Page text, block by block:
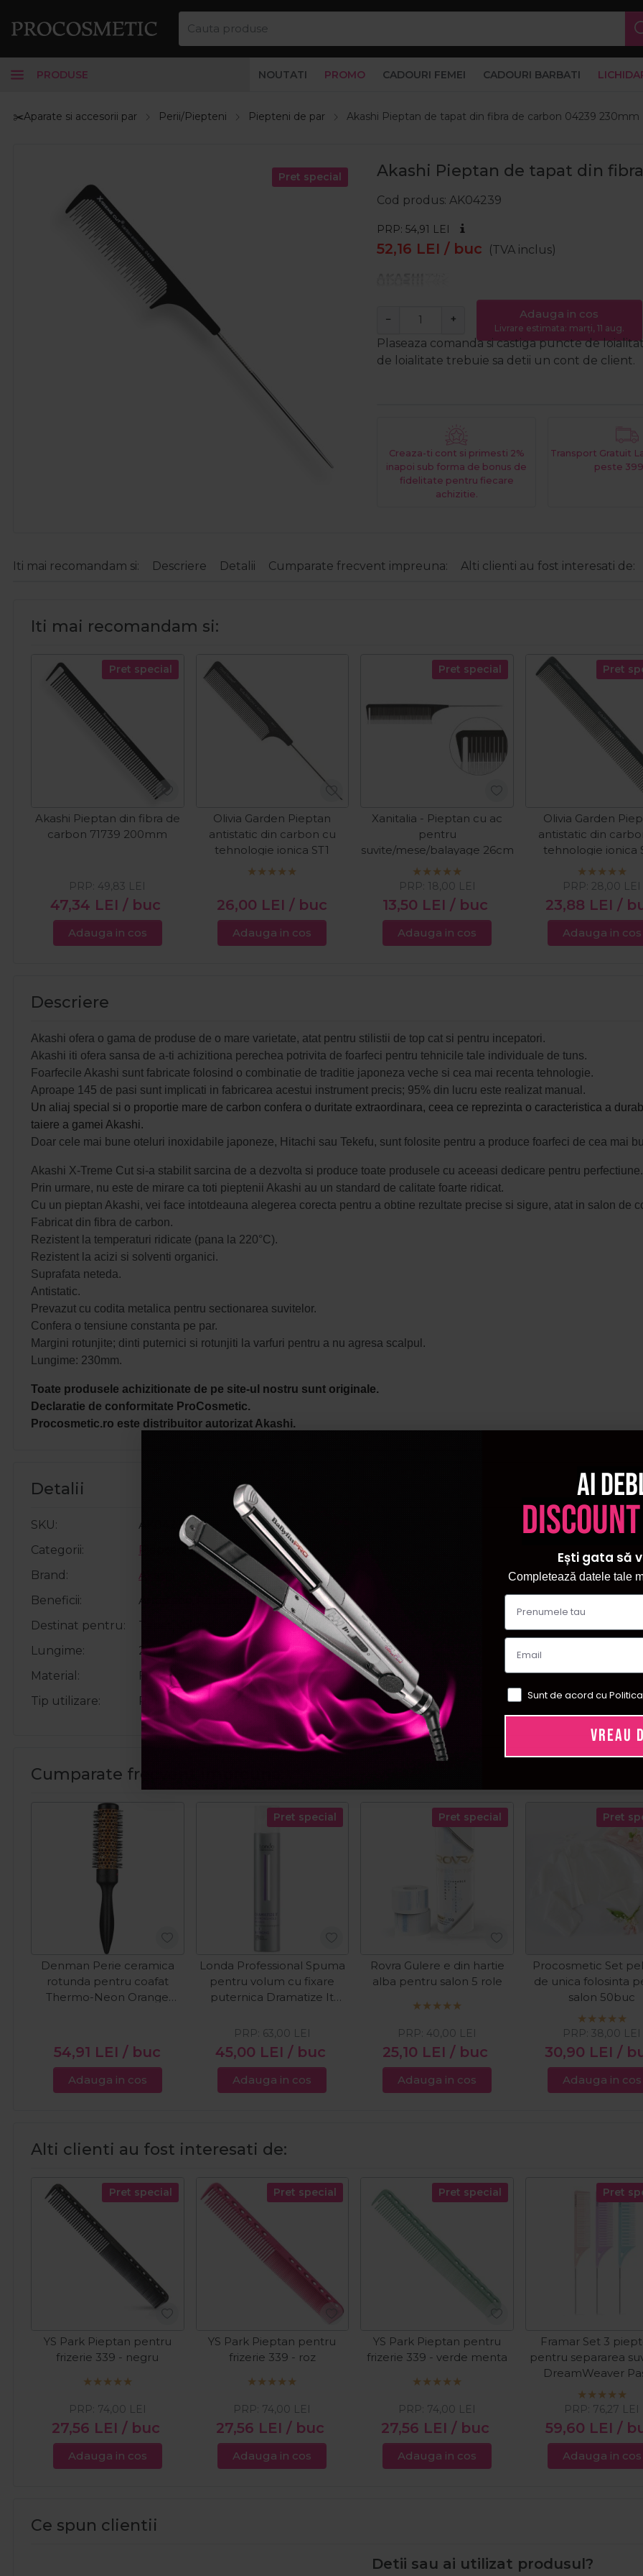
PRODUSE NOUTATI PROMO CADOURI FEMEI CADOURI BARBATI
✂️Aparate si accesorii par Perii/Piepteni Piepteni de par Akashi Pieptan de tapat din fibra de carbon 04239 230mm
Pret special Akashi Pieptan de tapat din
Cod produs AK04239
PRP: 54,91 LEI
52,16 LEI / buc (TVA inclus)
− + Adauga in cos
Livrare estimata: marți, 11 aug.
Plaseaza comanda si castiga puncte de
de loialitate trebuie sa detii un cont de client.
Creaza-ti cont si primesti 2%
inapoi sub forma de bonus de
fidelitate pentru fiecare
achizitie.
Transport Gratuit
peste
Iti mai recomandam si: Descriere Detalii Cumparate frecvent impreuna: Alti clienti au fost interesati de:
Iti mai recomandam si:
Pret special
Akashi Pieptan din fibra de
carbon 71739 200mm
47,34 LEI / buc
PRP: 49,83 LEI
Adauga in cos
Olivia Garden Pieptan
antistatic din carbon cu
tehnologie ionica ST1
26,00 LEI / buc
Adauga in cos
Pret special
Xanitalia - Pieptan cu ac
pentru
suvite/mese/balayage 26cm
13,50 LEI / buc
PRP: 18,00 LEI
Adauga in cos
Pret
Olivia Garden
antistatic din
tehnologie ionica
23,88 LEI /
PRP: 28,00 LEI
Adauga in cos
Descriere
Akashi ofera o gama de produse de o mare varietate, atat pentru stilistii de top cat si pentru incepatori.
Akashi iti ofera sansa de a-ti achizitiona perechea potrivita de foarfeci pentru tehnicile tale individuale de tuns.
Foarfecile Akashi sunt fabricate folosind o combinatie de traditie japoneza veche si cea mai recenta tehnologie.
Aproape 145 de pasi sunt implicati in fabricarea acestui instrument precis; 95% din lucru este realizat manual.
Un aliaj special si o proportie mare de carbon confera o duritate extraordinara, ceea ce reprezinta o caracteristica a
taiere a gamei Akashi.
Doar cele mai bune oteluri inoxidabile japoneze, Hitachi sau Tekefu, sunt folosite pentru a produce foarfeci de cea mai
Akashi X-Treme Cut si-a stabilit sarcina de a dezvolta si produce toate produsele cu aceeasi dedicare pentru perfectiune.
Prin urmare, nu este de mirare ca toti pieptenii Akashi au un standard de calitate foarte ridicat.
Cu un pieptan Akashi, vei face intotdeauna alegerea corecta pentru a obtine rezultate precise si sigure, atat in salon de
Fabricat din fibra de carbon.
Rezistent la temperaturi ridicate (pana la 220°C).
Rezistent la acizi si solventi organici.
Suprafata neteda.
Antistatic.
Prevazut cu codita metalica pentru sectionarea suvitelor.
Confera o tensiune constanta pe par.
Margini rotunjite; dinti puternici si rotunjiti la varfuri pentru a nu agresa scalpul.
Lungime: 230mm.
Toate produsele achizitionate de pe site-ul nostru sunt originale.
Declaratie de conformitate ProCosmetic.
Procosmetic.ro este distribuitor autorizat Akashi.
Detalii
SKU
AK04239
Categorii
Piepteni de par
Brand
Akashi
Beneficii
Antistatic, Rezistenta
Destinat pentru
Tapat, stilizat
Lungime
230mm
Material
Fibra de carbon
Tip utilizare
Pentru acasa, Profesional
Cumparate frecvent impreuna:
Denman Perie ceramica
rotunda pentru coafat
Thermo-Neon Orange
54,91 LEI / buc
Adauga in cos
Pret special
Londa Professional Spuma
pentru volum cu fixare
puternica Dramatize It
45,00 LEI / buc
PRP: 63,00 LEI
Adauga in cos
Pret special
Rovra Gulere e din hartie
alba pentru salon 5 role
25,10 LEI / buc
PRP: 40,00 LEI
Adauga in cos
Pret
Procosmetic Set
de unica folosinta
salon 50buc
30,90 LEI /
PRP:38,00 LEI
Adauga in cos
Alti clienti au fost interesati de:
Pret special
YS Park Pieptan pentru
frizerie 339 - negru
27,56 LEI / buc
PRP: 74,00 LEI
Adauga in cos
Pret special
YS Park Pieptan pentru
frizerie 339 - roz
27,56 LEI / buc
PRP: 74,00 LEI
Adauga in cos
Pret special
YS Park Pieptan pentru
frizerie 339 - verde menta
27,56 LEI / buc
PRP: 74,00 LEI
Adauga in cos
Pret
Framar Set 3
pentru separarea
DreamWeaver
59,60 LEI /
PRP: 76,27 LEI
Adauga in cos
Ce spun clientii
Detii sau ai utilizat produsul?
Ai
Ești gata să
Completează datele tale
Sunt de acord cu
VREAU